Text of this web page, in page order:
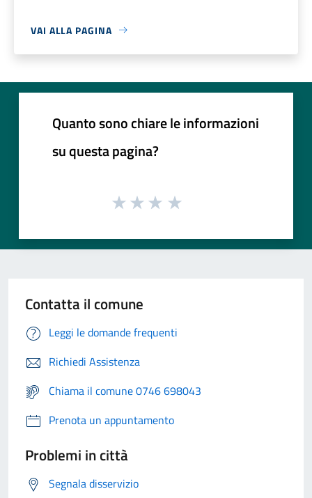
VAI ALLA PAGINA
Quanto sono chiare le informazioni
su questa pagina?
Contatta il comune
Leggi le domande frequenti
Richiedi Assistenza
Chiama il comune 0746 698043
Prenota un appuntamento
Problemi in città
Segnala disservizio